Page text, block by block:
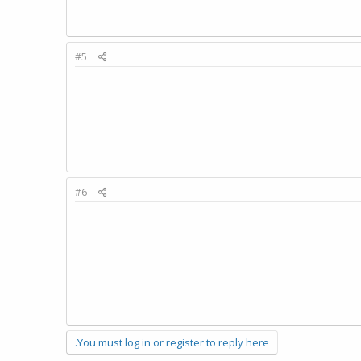
#5
#6
You must log in or register to reply here.